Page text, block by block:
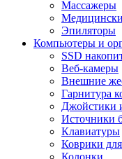
Массажеры
Эпиляторы
Компьютеры и
SSD
Веб-камеры
Внешние
Гарнитура
Джойстики
Источники
Клавиатуры
Коврики
Колонки